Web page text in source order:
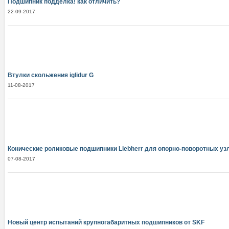
Подшипник подделка! как отличить?
22-09-2017
Втулки скольжения iglidur G
11-08-2017
Конические роликовые подшипники Liebherr для опорно-поворотных
07-08-2017
Новый центр испытаний крупногабаритных подшипников от SKF